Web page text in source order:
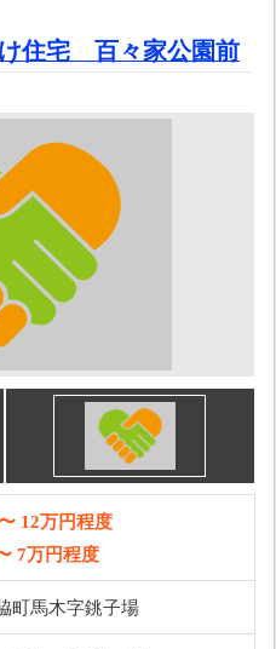
住宅 百々家公園前
12万円程度
7万円程度
町馬木字銚子場